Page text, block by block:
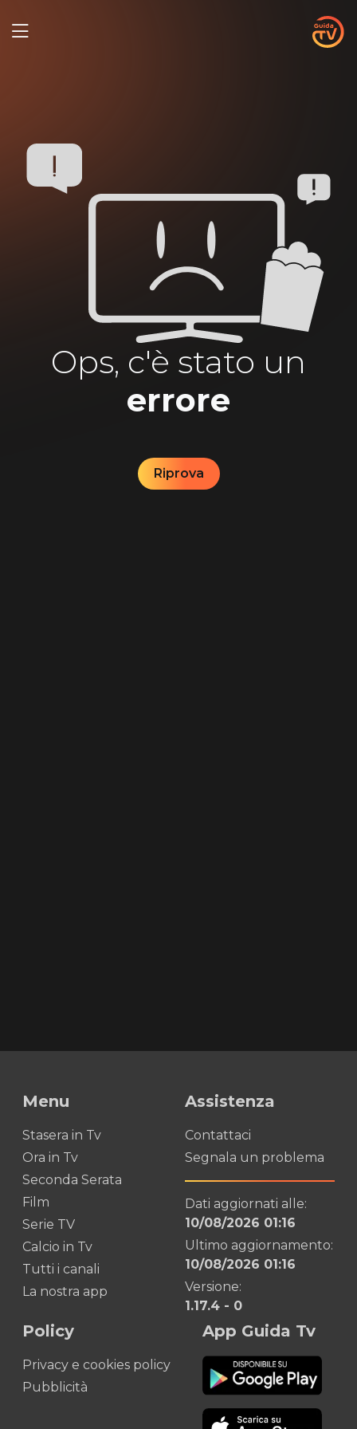
Ops, c'è stato un
errore
Riprova
Menu
Stasera in Tv
Ora in Tv
Seconda Serata
Film
Serie TV
Calcio in Tv
Tutti i canali
La nostra app
Assistenza
Contattaci
Segnala un problema
Dati aggiornati alle:
10/08/2026 01:16
Ultimo aggiornamento:
10/08/2026 01:16
Versione:
1.17.4 - 0
Policy
Privacy e cookies policy
Pubblicità
App Guida Tv